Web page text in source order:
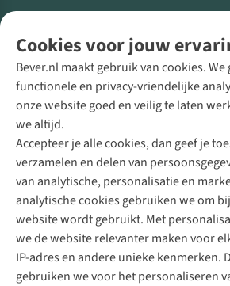
Cookies voor jouw
Bever.nl maakt gebruik van cookies.
functionele en privacy-vriendelijke
onze website goed en veilig te laten
we altijd.
Accepteer je alle cookies, dan geef je
verzamelen en delen van
van analytische, personalisatie en
analytische cookies gebruiken we om
website wordt gebruikt. Met
we de website relevanter maken voor
IP-adres en andere unieke kenmerken.
gebruiken we voor het personaliseren
Direct advies van een Buitenexpert
+31 (0)85 888 50 88
+31 6 12 28 49 80
Contactformulier